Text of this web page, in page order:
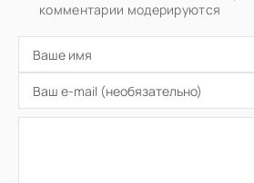
комментарии модерируются